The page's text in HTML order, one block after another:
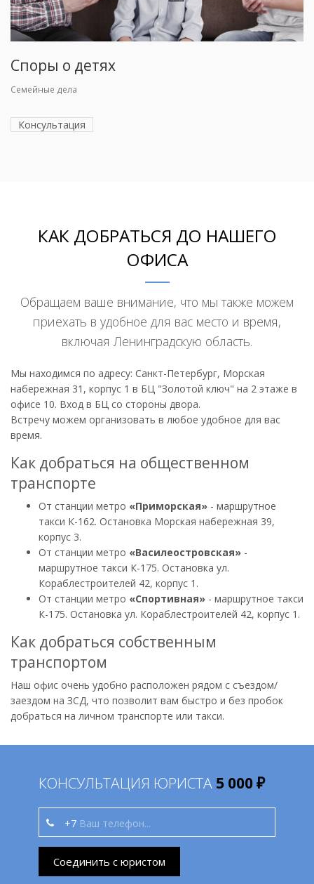
Споры о детях
Семейные дела
Консультация
КАК ДОБРАТЬСЯ ДО НАШЕГО
ОФИСА
Обращаем ваше внимание, что мы также можем
приехать в удобное для вас место и время,
включая Ленинградскую область.
Мы находимся по адресу: Санкт-Петербург, Морская
набережная 31, корпус 1 в БЦ "Золотой ключ" на 2 этаже в
офисе 10. Вход в БЦ со стороны двора.
Встречу можем организовать в любое удобное для вас
время.
Как добраться на общественном
транспорте
От станции метро «Приморская» - маршрутное
такси К-162. Остановка Морская набережная 39,
корпус 3.
От станции метро «Василеостровская» -
маршрутное такси К-175. Остановка ул.
Кораблестроителей 42, корпус 1.
От станции метро «Спортивная» - маршрутное такси
К-175. Остановка ул. Кораблестроителей 42, корпус 1.
Как добраться собственным
транспортом
Наш офис очень удобно расположен рядом с съездом/
заездом на ЗСД, что позволит вам быстро и без пробок
добраться на личном транспорте или такси.
КОНСУЛЬТАЦИЯ ЮРИСТА 5 000 ₽
+7
Соединить с юристом